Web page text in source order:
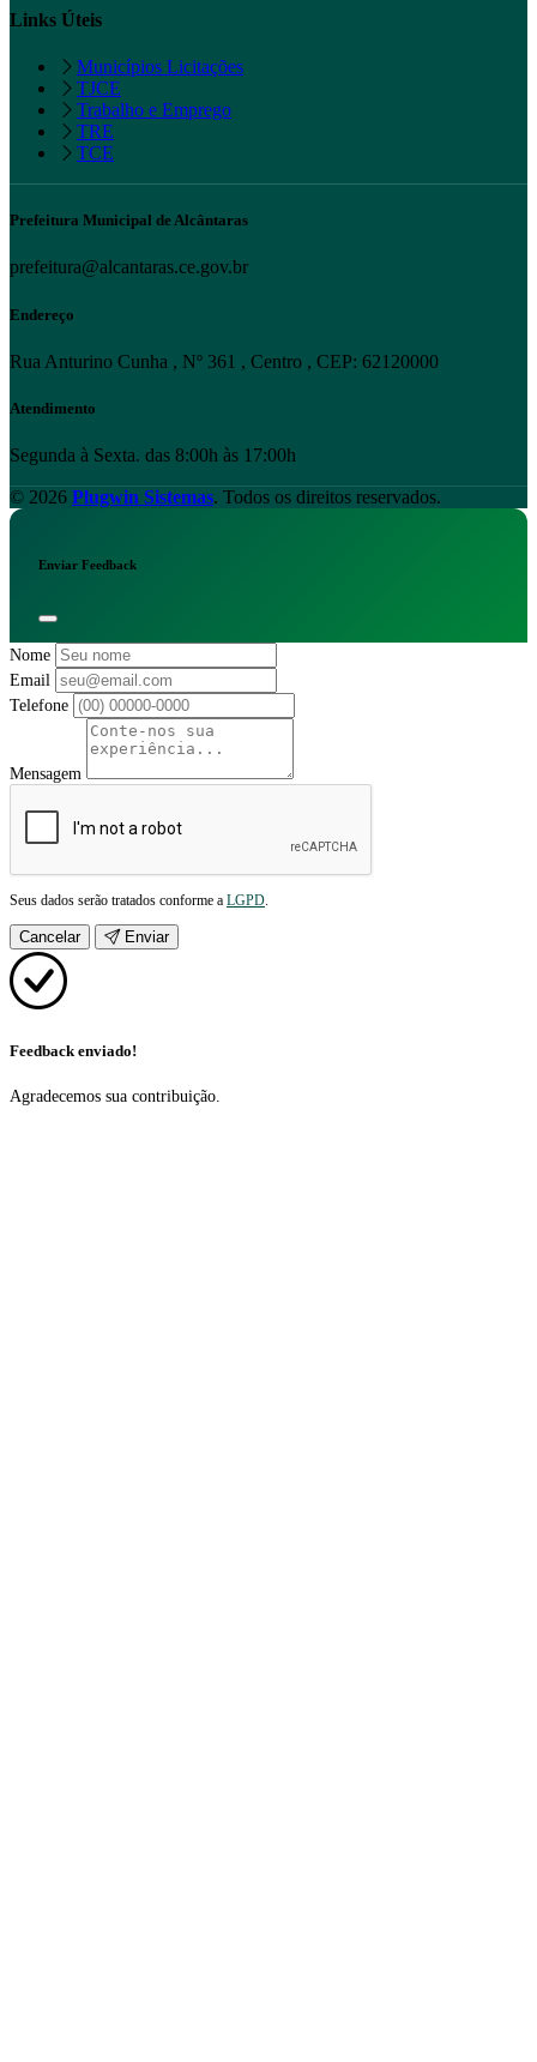
Links Úteis
Municípios Licitações
TJCE
Trabalho e Emprego
TRE
TCE
Prefeitura Municipal de Alcântaras
prefeitura@alcantaras.ce.gov.br
Endereço
Rua Anturino Cunha , Nº 361 , Centro , CEP: 62120000
Atendimento
Segunda à Sexta. das 8:00h às 17:00h
© 2026 Plugwin Sistemas. Todos os direitos reservados.
Enviar Feedback
Nome
Email
Telefone
Mensagem
Seus dados serão tratados conforme a LGPD.
Cancelar Enviar
Feedback enviado!
Agradecemos sua contribuição.